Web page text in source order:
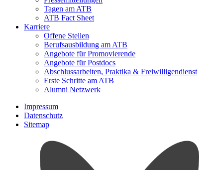
Tagen am ATB
ATB Fact Sheet
Karriere
Offene Stellen
Berufsausbildung am ATB
Angebote für Promovierende
Angebote für Postdocs
Abschlussarbeiten, Praktika & Freiwilligendienst
Erste Schritte am ATB
Alumni Netzwerk
Impressum
Datenschutz
Sitemap